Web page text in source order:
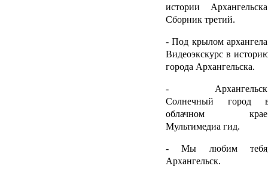
истории
Сборник третий.
- Под крылом
Видеоэкскурс в
города Архангельска.
-
Солнечный город
облачном
Мультимедиа гид.
- Мы любим
Архангельск.